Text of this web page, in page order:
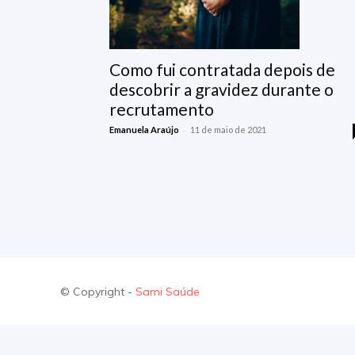
Como fui contratada depois de
descobrir a gravidez durante o
recrutamento
Emanuela Araújo - 11 de maio de 2021
© Copyright - Sami Saúde